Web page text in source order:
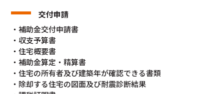
交付申請
・補助金交付申請書
・収支予算書
・住宅概要書
・補助金算定・精算書
・住宅の所有者及び建築年が確認できる書類
・除却する住宅の図面及び耐震診断結果